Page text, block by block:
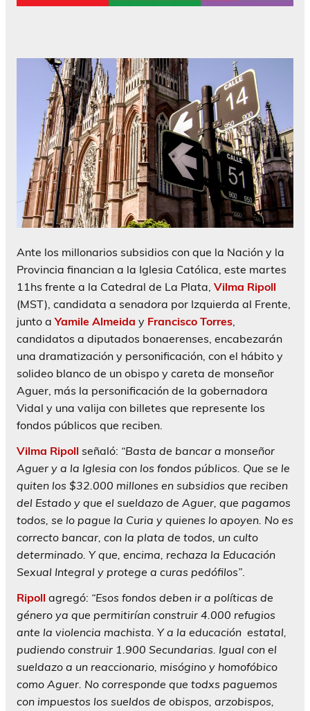
Ante los millonarios subsidios con que la Nación y la
Provincia financian a la Iglesia Católica, este martes
11hs frente a la Catedral de La Plata, Vilma Ripoll
(MST), candidata a senadora por Izquierda al Frente,
junto aYamile Almeida y Francisco Torres,
candidatos a diputados bonaerenses, encabezarán
una dramatización y personificación, con el hábito y
solideo blanco de un obispo y careta de monseñor
Aguer, más la personificación de la gobernadora
Vidal y una valija con billetes que represente los
fondos públicos que reciben.
Vilma Ripoll señaló: “Basta de bancar a monseñor
Aguer y a la Iglesia con los fondos públicos. Que se le
quiten los $32.000 millones en subsidios que reciben
del Estado y que el sueldazo de Aguer, que pagamos
todos, se lo pague la Curia y quienes lo apoyen. No es
correcto bancar, con la plata de todos, un culto
determinado. Y que, encima, rechaza la Educación
Sexual Integral y protege a curas pedófilos”.
Ripoll agregó: “Esos fondos deben ir a políticas de
género ya que permitirían construir 4.000 refugios
ante la violencia machista. Y a la educación estatal,
pudiendo construir 1.900 Secundarias. Igual con el
sueldazo a un reaccionario, misógino y homofóbico
como Aguer. No corresponde que todxs paguemos
con impuestos los sueldos de obispos, arzobispos,